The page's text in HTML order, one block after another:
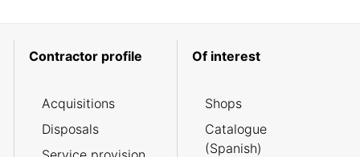
Contractor profile
Acquisitions
Disposals
Of interest
Shops
Catalogue
(Spanish)